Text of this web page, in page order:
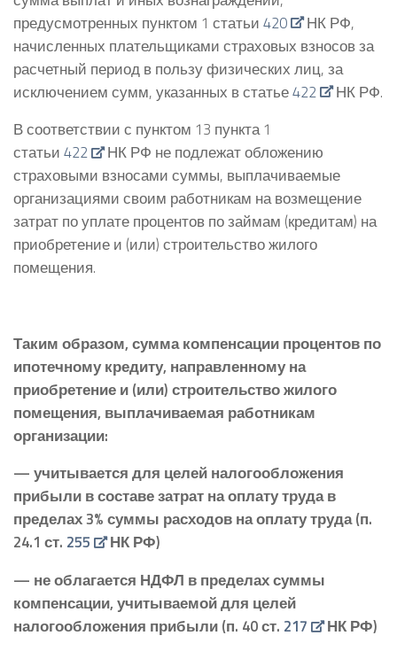
предусмотренных пунктом 1 статьи 420
НК РФ,
начисленных плательщиками страховых взносов за
расчетный период в пользу физических лиц, за
исключением сумм, указанных в статье422
НК РФ.
В соответствии с пунктом 13 пункта 1
статьи 422
НК РФ не подлежат обложению
страховыми взносами суммы, выплачиваемые
организациями своим работникам на возмещение
затрат по уплате процентов по займам (кредитам) на
приобретение и (или) строительство жилого
помещения.
Таким образом, сумма компенсации процентов по
ипотечному кредиту, направленному на
приобретение и (или) строительство жилого
помещения, выплачиваемая работникам
организации:
— учитывается для целей налогообложения
прибыли в составе затрат на оплату труда в
пределах 3% суммы расходов на оплату труда (п.
24.1 ст. 255
НК РФ)
— не облагается НДФЛ в пределах суммы
компенсации, учитываемой для целей
налогообложения прибыли (п. 40 ст. 217
НК РФ)